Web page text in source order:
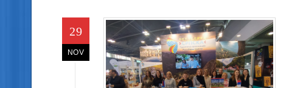
29
NOV